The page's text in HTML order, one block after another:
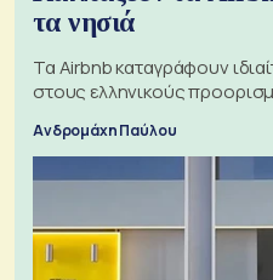
τα νησιά
Τα Airbnb καταγράφουν
στους ελληνικούς
Ανδρομάχη Παύλου